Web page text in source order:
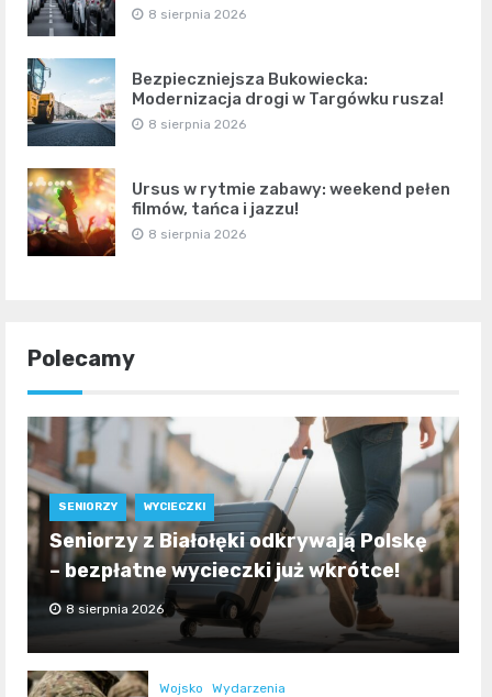
8 sierpnia 2026
Bezpieczniejsza Bukowiecka:
Modernizacja drogi w Targówku rusza!
8 sierpnia 2026
Ursus w rytmie zabawy: weekend pełen
filmów, tańca i jazzu!
8 sierpnia 2026
Polecamy
SENIORZY WYCIECZKI
Seniorzy z Białołęki odkrywają Polskę
– bezpłatne wycieczki już wkrótce!
8 sierpnia 2026
Wojsko Wydarzenia